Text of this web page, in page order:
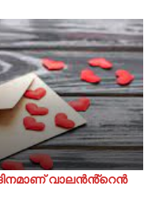
വാലൻൻ്റെൻ